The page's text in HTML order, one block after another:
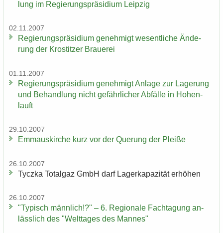
lung im Re­gie­rungs­prä­si­di­um Leip­zig
02.11.2007
Re­gie­rungs­prä­si­di­um ge­neh­migt we­sent­li­che Än­de­
rung der Krostit­zer Braue­rei
01.11.2007
Re­gie­rungs­prä­si­di­um ge­neh­migt An­la­ge zur La­ge­rung
und Be­hand­lung nicht ge­fähr­li­cher Ab­fäl­le in Ho­hen­
lauft
29.10.2007
Em­ma­us­kir­che kurz vor der Que­rung der Plei­ße
26.10.2007
Ty­cz­ka To­t­al­gaz GmbH darf La­ger­ka­pa­zi­tät er­hö­hen
26.10.2007
"Ty­pisch männ­lich!?" – 6. Re­gio­na­le Fach­ta­gung an­
läss­lich des "Welt­ta­ges des Man­nes"